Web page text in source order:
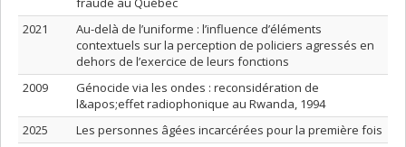
2021
Au-delà de l’uniforme : l’influence d’éléments
contextuels sur la perception de policiers agressés en
dehors de l’exercice de leurs fonctions
2009
Génocide via les ondes : reconsidération de
l&apos;effet radiophonique au Rwanda, 1994
2025
Les personnes âgées incarcérées pour la première fois